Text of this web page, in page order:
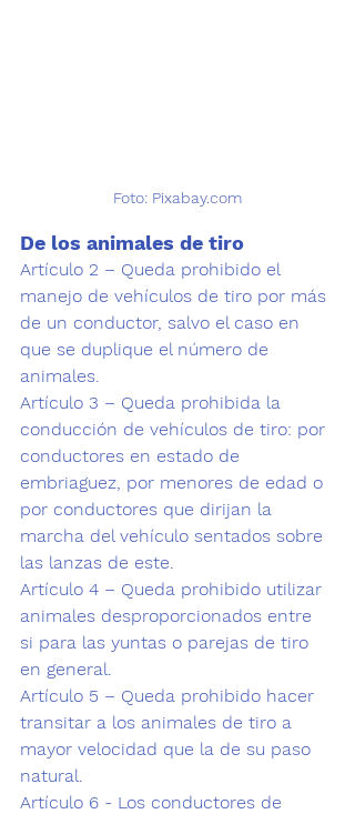
Foto: Pixabay.com
De los animales de tiro
Artículo 2 – Queda prohibido el
manejo de vehículos de tiro por más
de un conductor, salvo el caso en
que se duplique el número de
animales.
Artículo 3 – Queda prohibida la
conducción de vehículos de tiro: por
conductores en estado de
embriaguez, por menores de edad o
por conductores que dirijan la
marcha del vehículo sentados sobre
las lanzas de este.
Artículo 4 – Queda prohibido utilizar
animales desproporcionados entre
si para las yuntas o parejas de tiro
en general.
Artículo 5 – Queda prohibido hacer
transitar a los animales de tiro a
mayor velocidad que la de su paso
natural.
Artículo 6 - Los conductores de